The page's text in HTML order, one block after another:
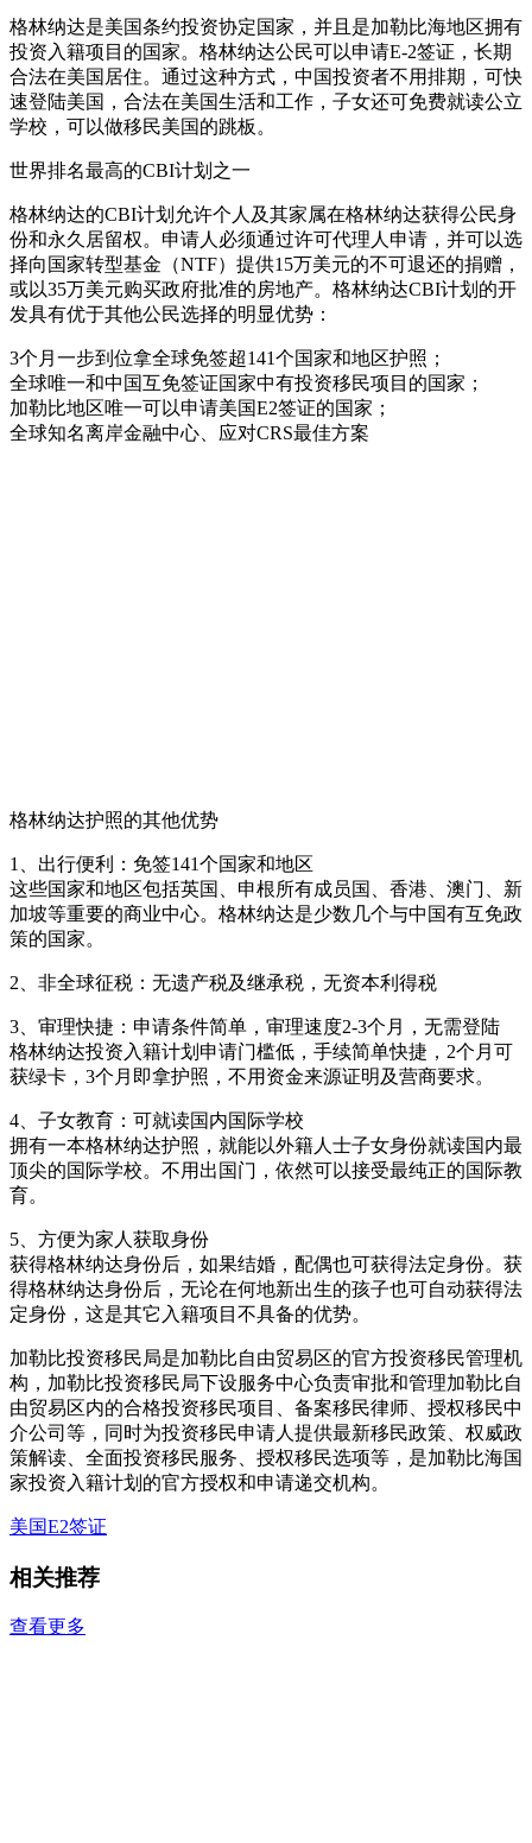
格林纳达是美国条约投资协定国家，并且是加勒比海地区拥有
投资入籍项目的国家。格林纳达公民可以申请E-2签证，长期
合法在美国居住。通过这种方式，中国投资者不用排期，可快
速登陆美国，合法在美国生活和工作，子女还可免费就读公立
学校，可以做移民美国的跳板。
世界排名最高的CBI计划之一
格林纳达的CBI计划允许个人及其家属在格林纳达获得公民身
份和永久居留权。申请人必须通过许可代理人申请，并可以选
择向国家转型基金（NTF）提供15万美元的不可退还的捐赠，
或以35万美元购买政府批准的房地产。格林纳达CBI计划的开
发具有优于其他公民选择的明显优势：
3个月一步到位拿全球免签超141个国家和地区护照；
全球唯一和中国互免签证国家中有投资移民项目的国家；
加勒比地区唯一可以申请美国E2签证的国家；
全球知名离岸金融中心、应对CRS最佳方案
格林纳达护照的其他优势
1、出行便利：免签141个国家和地区
这些国家和地区包括英国、申根所有成员国、香港、澳门、新
加坡等重要的商业中心。格林纳达是少数几个与中国有互免政
策的国家。
2、非全球征税：无遗产税及继承税，无资本利得税
3、审理快捷：申请条件简单，审理速度2-3个月，无需登陆
格林纳达投资入籍计划申请门槛低，手续简单快捷，2个月可
获绿卡，3个月即拿护照，不用资金来源证明及营商要求。
4、子女教育：可就读国内国际学校
拥有一本格林纳达护照，就能以外籍人士子女身份就读国内最
顶尖的国际学校。不用出国门，依然可以接受最纯正的国际教
育。
5、方便为家人获取身份
获得格林纳达身份后，如果结婚，配偶也可获得法定身份。获
得格林纳达身份后，无论在何地新出生的孩子也可自动获得法
定身份，这是其它入籍项目不具备的优势。
加勒比投资移民局是加勒比自由贸易区的官方投资移民管理机
构，加勒比投资移民局下设服务中心负责审批和管理加勒比自
由贸易区内的合格投资移民项目、备案移民律师、授权移民中
介公司等，同时为投资移民申请人提供最新移民政策、权威政
策解读、全面投资移民服务、授权移民选项等，是加勒比海国
家投资入籍计划的官方授权和申请递交机构。
美国E2签证
相关推荐
查看更多